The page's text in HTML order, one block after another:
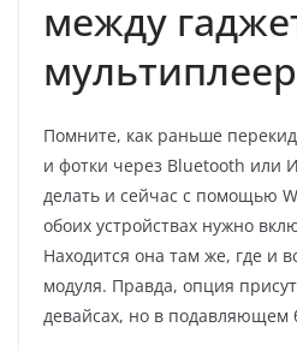
между
мультиплеер
Помните, как раньше
и фотки через Bluetooth или
делать и сейчас с помощью
обоих устройствах нужно
Находится она там же, где и
модуля. Правда, опция
девайсах, но в подавляющем